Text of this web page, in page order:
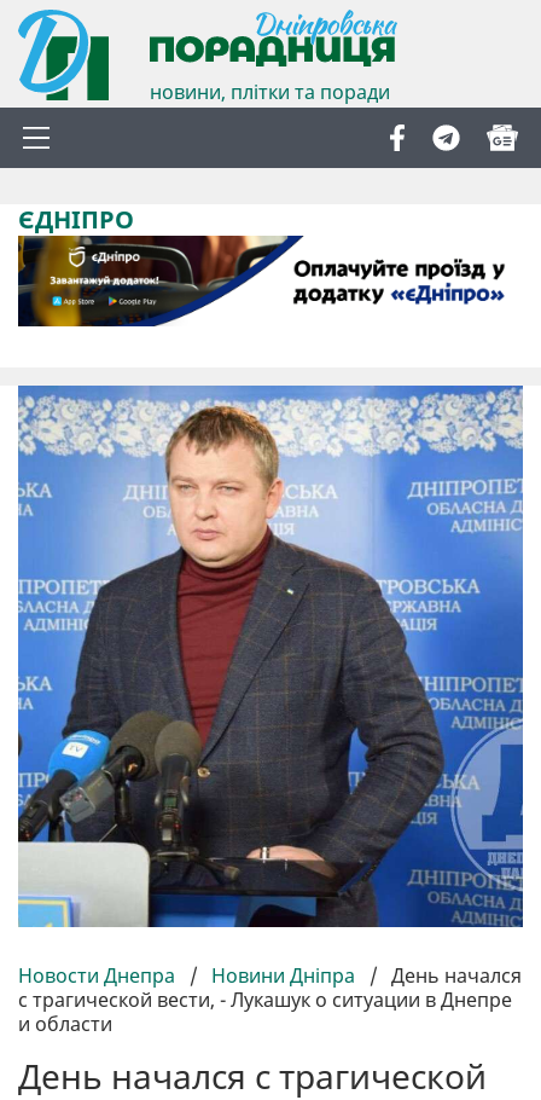
новини, плітки та поради
ЄДНІПРО
Новости Днепра / Новини Дніпра / День начался
с трагической вести, - Лукашук о ситуации в Днепре
и области
День начался с трагической